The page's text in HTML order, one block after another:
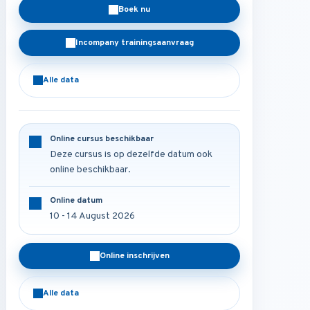
Boek nu
Incompany trainingsaanvraag
Alle data
Online cursus beschikbaar
Deze cursus is op dezelfde datum ook
online beschikbaar.
Online datum
10 - 14 August 2026
Online inschrijven
Alle data